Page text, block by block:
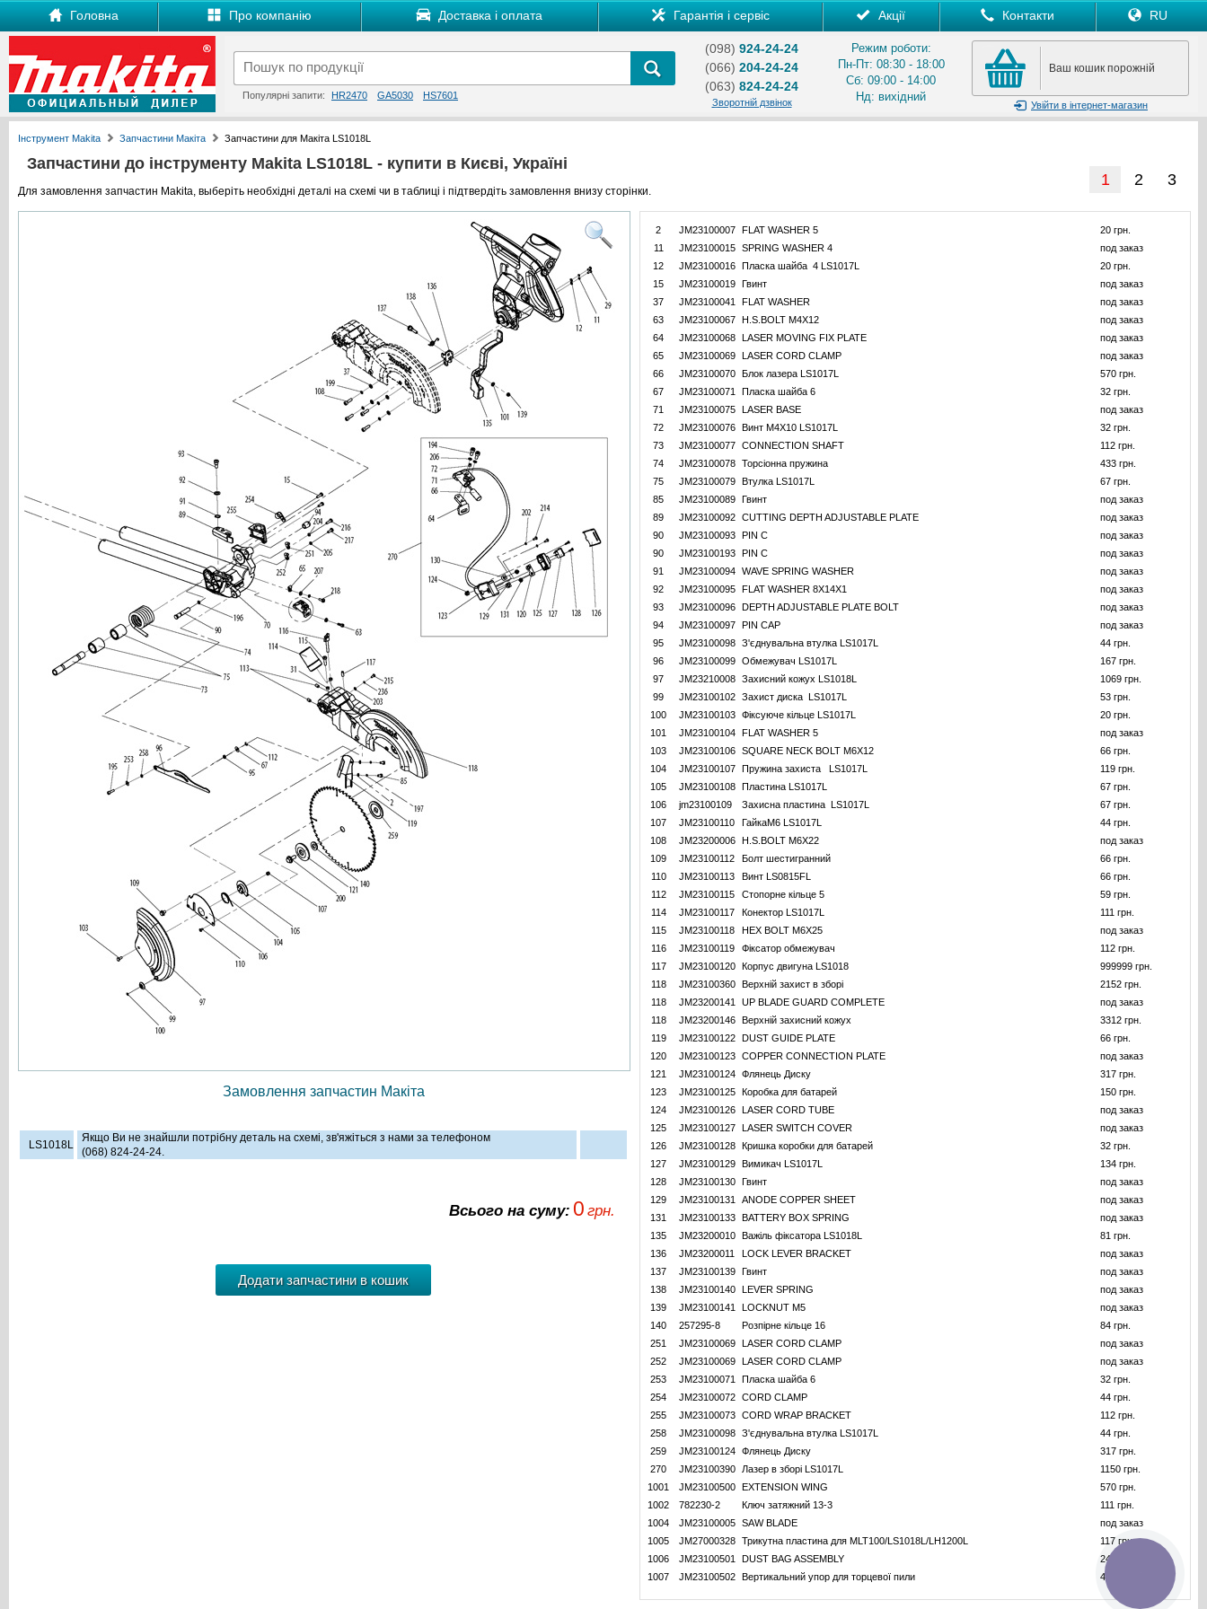
Головна Про компанію Доставка і оплата Гарантія і сервіс Акції Контакти RU
Популярні запити: HR2470 GA5030 HS7601
(098) 924-24-24
(066) 204-24-24
(063) 824-24-24
Зворотній дзвінок
Режим роботи:
Пн-Пт: 08:30 - 18:00
Сб: 09:00 - 14:00
Нд: вихідний
Ваш кошик порожній
Увійти в інтернет-магазин
Інструмент Makita Запчастини Макіта Запчастини для Макіта LS1018L
Запчастини до інструменту Makita LS1018L - купити в Києві, Україні
Для замовлення запчастин Makita, выберіть необхідні деталі на схемі чи в таблиці і підтвердіть замовлення внизу сторінки.
1 2 3
Замовлення запчастин Макіта
LS1018L
Якщо Ви не знайшли потрібну деталь на схемі, зв'яжіться з нами за телефоном
(068) 824-24-24.
Всього на суму: 0 грн.
2 JM23100007 FLAT WASHER 5
20 грн.
11
JM23100015 SPRING WASHER 4
под заказ
12
JM23100016 Пласка шайба 4 LS1017L
20 грн.
15
JM23100019 Гвинт
под заказ
37
JM23100041 FLAT WASHER
под заказ
63
JM23100067 H.S.BOLT M4X12
под заказ
64
JM23100068 LASER MOVING FIX PLATE
под заказ
65
JM23100069 LASER CORD CLAMP
под заказ
66
JM23100070 Блок лазера LS1017L
570 грн.
67
JM23100071 Пласка шайба 6
32 грн.
71
JM23100075 LASER BASE
под заказ
72
JM23100076 Винт M4X10 LS1017L
32 грн.
73
JM23100077 CONNECTION SHAFT
112 грн.
74
JM23100078 Торсіонна пружина
433 грн.
75
JM23100079 Втулка LS1017L
67 грн.
85
JM23100089 Гвинт
под заказ
89
JM23100092 CUTTING DEPTH ADJUSTABLE PLATE
под заказ
90
JM23100093 PIN C
под заказ
90
JM23100193 PIN C
под заказ
91
JM23100094 WAVE SPRING WASHER
под заказ
92
JM23100095 FLAT WASHER 8X14X1
под заказ
93
JM23100096 DEPTH ADJUSTABLE PLATE BOLT
под заказ
94
JM23100097 PIN CAP
под заказ
95
JM23100098 З'єднувальна втулка LS1017L
44 грн.
96
JM23100099 Обмежувач LS1017L
167 грн.
97
JM23210008 Захисний кожух LS1018L
1069 грн.
99
JM23100102 Захист диска LS1017L
53 грн.
100
JM23100103 Фіксуюче кільце LS1017L
20 грн.
101
JM23100104 FLAT WASHER 5
под заказ
103
JM23100106 SQUARE NECK BOLT M6X12
66 грн.
104
JM23100107 Пружина захиста LS1017L
119 грн.
105
JM23100108 Пластина LS1017L
67 грн.
106
jm23100109 Захисна пластина LS1017L
67 грн.
107
JM23100110 ГайкаM6 LS1017L
44 грн.
108
JM23200006 H.S.BOLT M6X22
под заказ
109
JM23100112 Болт шестигранний
66 грн.
110
JM23100113 Винт LS0815FL
66 грн.
112
JM23100115 Стопорне кільце 5
59 грн.
114
JM23100117 Конектор LS1017L
111 грн.
115
JM23100118 HEX BOLT M6X25
под заказ
116
JM23100119 Фіксатор обмежувач
112 грн.
117
JM23100120 Корпус двигуна LS1018
999999 грн.
118
JM23100360 Верхній захист в зборі
2152 грн.
118
JM23200141 UP BLADE GUARD COMPLETE
под заказ
118
JM23200146 Верхній захисний кожух
3312 грн.
119
JM23100122 DUST GUIDE PLATE
66 грн.
120
JM23100123 COPPER CONNECTION PLATE
под заказ
121
JM23100124 Флянець Диску
317 грн.
123
JM23100125 Коробка для батарей
150 грн.
124
JM23100126 LASER CORD TUBE
под заказ
125
JM23100127 LASER SWITCH COVER
под заказ
126
JM23100128 Кришка коробки для батарей
32 грн.
127
JM23100129 Вимикач LS1017L
134 грн.
128
JM23100130 Гвинт
под заказ
129
JM23100131 ANODE COPPER SHEET
под заказ
131
JM23100133 BATTERY BOX SPRING
под заказ
135
JM23200010 Важіль фіксатора LS1018L
81 грн.
136
JM23200011 LOCK LEVER BRACKET
под заказ
137
JM23100139 Гвинт
под заказ
138
JM23100140 LEVER SPRING
под заказ
139
JM23100141 LOCKNUT M5
под заказ
140
257295-8 Розпірне кільце 16
84 грн.
251
JM23100069 LASER CORD CLAMP
под заказ
252
JM23100069 LASER CORD CLAMP
под заказ
253
JM23100071 Пласка шайба 6
32 грн.
254
JM23100072 CORD CLAMP
44 грн.
255
JM23100073 CORD WRAP BRACKET
112 грн.
258
JM23100098 З'єднувальна втулка LS1017L
44 грн.
259
JM23100124 Флянець Диску
317 грн.
270
JM23100390 Лазер в зборі LS1017L
1150 грн.
1001
JM23100500 EXTENSION WING
570 грн.
1002
782230-2 Ключ затяжний 13-3
111 грн.
1004
JM23100005 SAW BLADE
под заказ
1005
JM27000328 Трикутна пластина для MLT100/LS1018L/LH1200L
117 грн.
1006
JM23100501 DUST BAG ASSEMBLY
247 грн.
1007
JM23100502 Вертикальний упор для торцевої пили 467 грн.